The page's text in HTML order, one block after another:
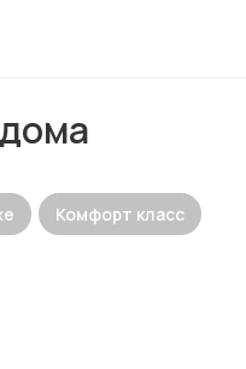
Комфорт класс